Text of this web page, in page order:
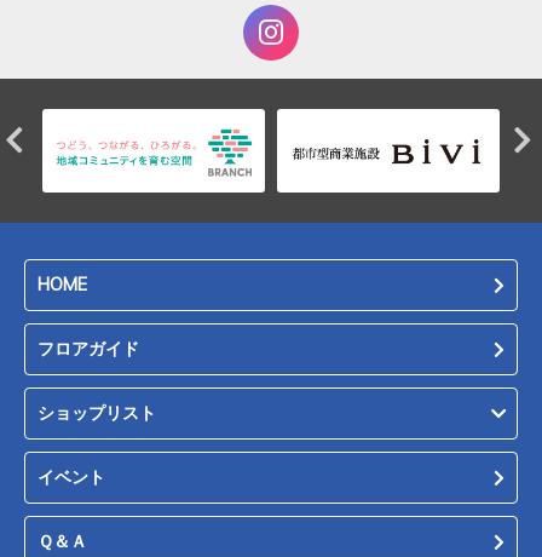
HOME
フロアガイド
ショップリスト
イベント
Ｑ＆Ａ